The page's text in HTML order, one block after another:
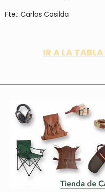
Fte.: Carlos Casilda
IR A LA